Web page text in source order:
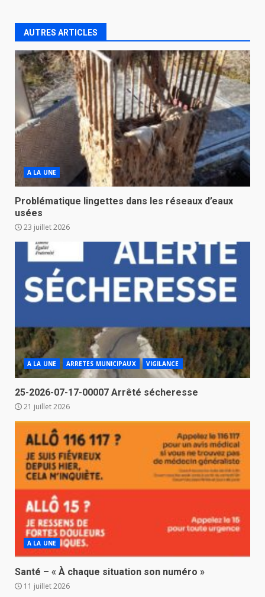
AUTRES ARTICLES
A LA UNE
Problématique lingettes dans les réseaux d’eaux
usées
23 juillet 2026
A LA UNE ARRETES MUNICIPAUX VIGILANCE
25-2026-07-17-00007 Arrêté sécheresse
21 juillet 2026
A LA UNE
Santé – « À chaque situation son numéro »
11 juillet 2026